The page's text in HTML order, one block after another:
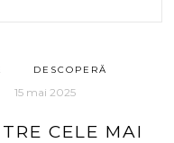
DESCOPERĂ
15 mai 2025
CELE MAI